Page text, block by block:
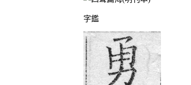
字鑑